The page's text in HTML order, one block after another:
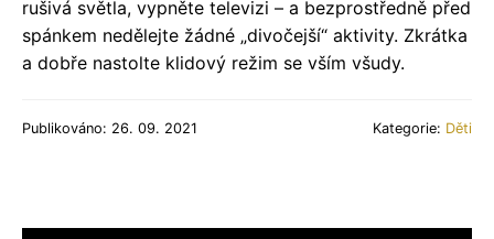
rušivá světla, vypněte televizi – a bezprostředně před
spánkem nedělejte žádné „divočejší“ aktivity. Zkrátka
a dobře nastolte klidový režim se vším všudy.
Publikováno: 26. 09. 2021 Kategorie: Děti